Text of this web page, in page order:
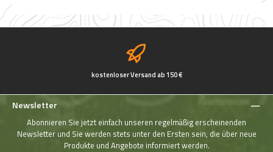
kostenloser Versand ab 150 €
Newsletter
Abonnieren Sie jetzt einfach unseren regelmäßig erscheinenden
Newsletter und Sie werden stets unter den Ersten sein, die über neue
Produkte und Angebote informiert werden.